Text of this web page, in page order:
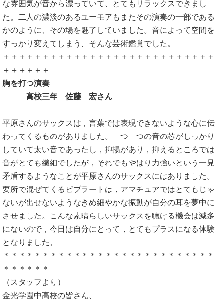
な雰囲気が音から漂っていて、とてもリラックスできまし
た。二人の濃淡のあるユーモアもまたその演奏の一部である
かのように、その場を魅了していました。音によって空間を
すっかり変えてしまう、そんな芸術鑑賞でした。
＋＋＋＋＋＋＋＋＋＋＋＋＋＋＋＋＋＋＋＋＋＋＋＋＋＋＋
＋＋＋＋＋＋
胸を打つ演奏
高校三年 佐藤 宏さん
平原さんのサックスは，言葉では表現できないような心に伝
わってくるものがありました。一つ一つの音の芯がしっかり
していて太い音であったし，抑揚があり，抑えるところでは
音がとても繊細でしたが，それでもやはり力強いという一見
矛盾するようなことが平原さんのサックスにはありました。
要所で混ぜてくるビブラートは，アマチュアではとてもじゃ
ないが出せないようなきめ細やかな振動が自分の耳を夢中に
させました。こんな素晴らしいサックスを聴ける機会は滅多
にないので，今日は自分にとって，とてもプラスになる体験
となりました。
＊＊＊＊＊＊＊＊＊＊＊＊＊＊＊＊＊＊＊＊＊＊＊＊＊＊＊
＊＊＊＊＊＊
（スタッフより）
金光学園中高校の皆さん、